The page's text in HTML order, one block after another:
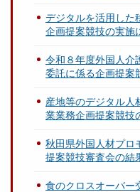
デジタルを活用した
企画提案競技の実
令和８年度外国人介
委託に係る企画提案
産地等のデジタル人
業業務企画提案競技
秋田県外国人材プロ
提案競技審査会の結
食のクロスオーバー